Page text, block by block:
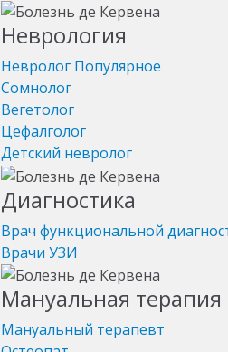
Неврология
Невролог Популярное
Сомнолог
Вегетолог
Цефалголог
Детский невролог
Диагностика
Врач функциональной
Врачи УЗИ
Мануальная терапия
Мануальный терапевт